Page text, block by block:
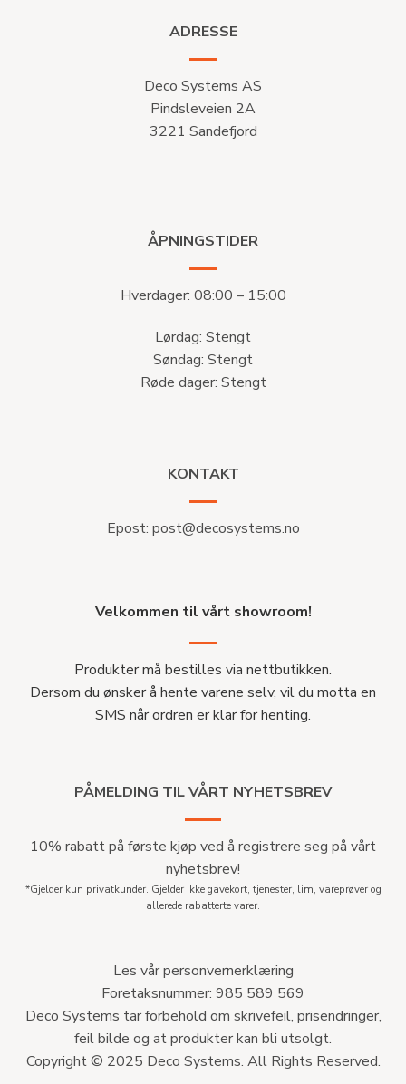
ADRESSE
Deco Systems AS
Pindsleveien 2A
3221 Sandefjord
ÅPNINGSTIDER
Hverdager: 08:00 – 15:00
Lørdag: Stengt
Søndag: Stengt
Røde dager: Stengt
KONTAKT
Epost: post@decosystems.no
Velkommen til vårt showroom!
Produkter må bestilles via nettbutikken.
Dersom du ønsker å hente varene selv, vil du motta en
SMS når ordren er klar for henting.
PÅMELDING TIL VÅRT NYHETSBREV
10% rabatt på første kjøp ved å registrere seg på vårt
nyhetsbrev!
*Gjelder kun privatkunder. Gjelder ikke gavekort, tjenester, lim, vareprøver og
allerede rabatterte varer.
Les vår personvernerklæring
Foretaksnummer: 985 589 569
Deco Systems tar forbehold om skrivefeil, prisendringer,
feil bilde og at produkter kan bli utsolgt.
Copyright © 2025 Deco Systems. All Rights Reserved.